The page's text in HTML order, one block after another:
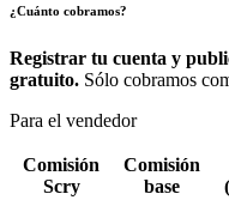
¿Cuánto cobramos?
Registrar tu cuenta y
gratuito. Sólo cobramos
Para el vendedor
Comisión
Scry
Comisión
base